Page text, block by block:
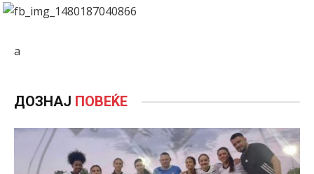
а
ДОЗНАЈ ПОВЕЌЕ